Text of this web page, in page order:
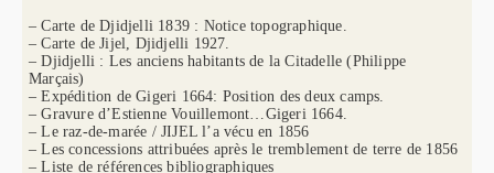
– Carte de Djidjelli 1839 : Notice topographique.
– Carte de Jijel, Djidjelli 1927.
– Djidjelli : Les anciens habitants de la Citadelle (Philippe
Marçais)
– Expédition de Gigeri 1664: Position des deux camps.
– Gravure d’Estienne Vouillemont…Gigeri 1664.
– Le raz-de-marée / JIJEL l’a vécu en 1856
– Les concessions attribuées après le tremblement de terre de 1856
– Liste de références bibliographiques